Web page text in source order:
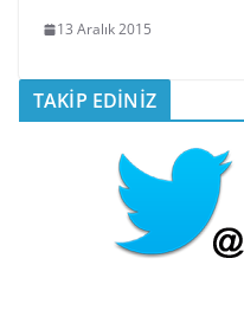
13 Aralık 2015
TAKİP EDİNİZ